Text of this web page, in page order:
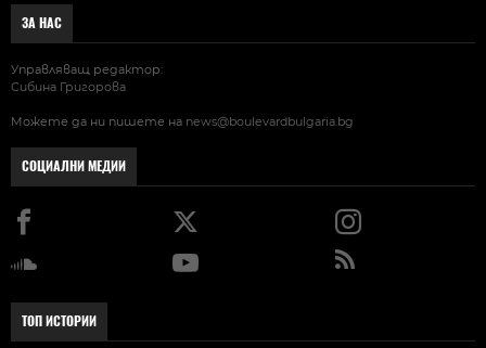
ЗА НАС
Управляващ редактор:
Сибина Григорова
Можете да ни пишете на news@boulevardbulgaria.bg
СОЦИАЛНИ МЕДИИ
ТОП ИСТОРИИ